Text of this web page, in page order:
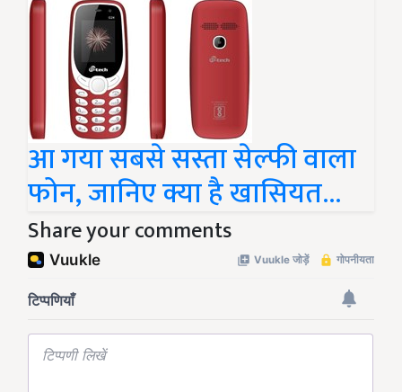
आ गया सबसे सस्ता सेल्फी वाला
फोन, जानिए क्या है खासियत...
Share your comments